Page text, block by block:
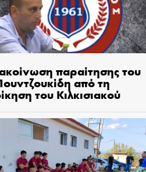
παραίτησης του
από τη
του Κιλκισιακού